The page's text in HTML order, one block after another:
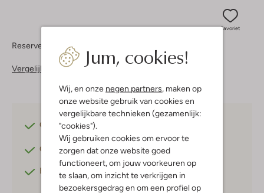
Jum, cookies!
Wij, en onze negen partners, maken op
onze website gebruik van cookies en
vergelijkbare technieken (gezamenlijk:
"cookies").
Wij gebruiken cookies om ervoor te
zorgen dat onze website goed
functioneert, om jouw voorkeuren op
te slaan, om inzicht te verkrijgen in
bezoekersgedrag en om een profiel op
Favoriet
Reserveer direct in een van onze 37 boutiques
Vergelijkbare items
Gratis verzending
Gratis retournerenbinnen 30 dagen*
Betaal achteraf met Klarna